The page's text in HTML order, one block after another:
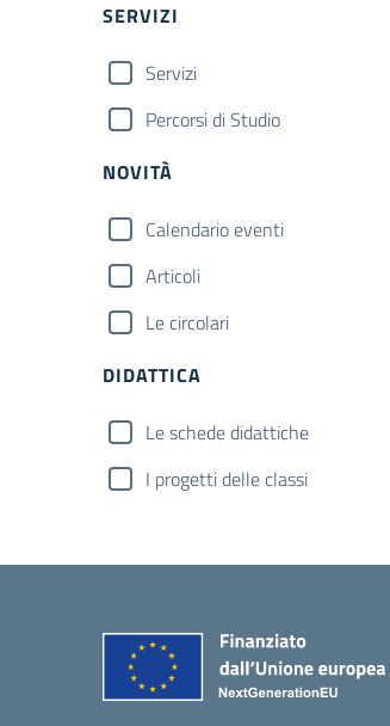
SERVIZI
Servizi
Percorsi di Studio
NOVITÀ
Calendario eventi
Articoli
Le circolari
DIDATTICA
Le schede didattiche
I progetti delle classi